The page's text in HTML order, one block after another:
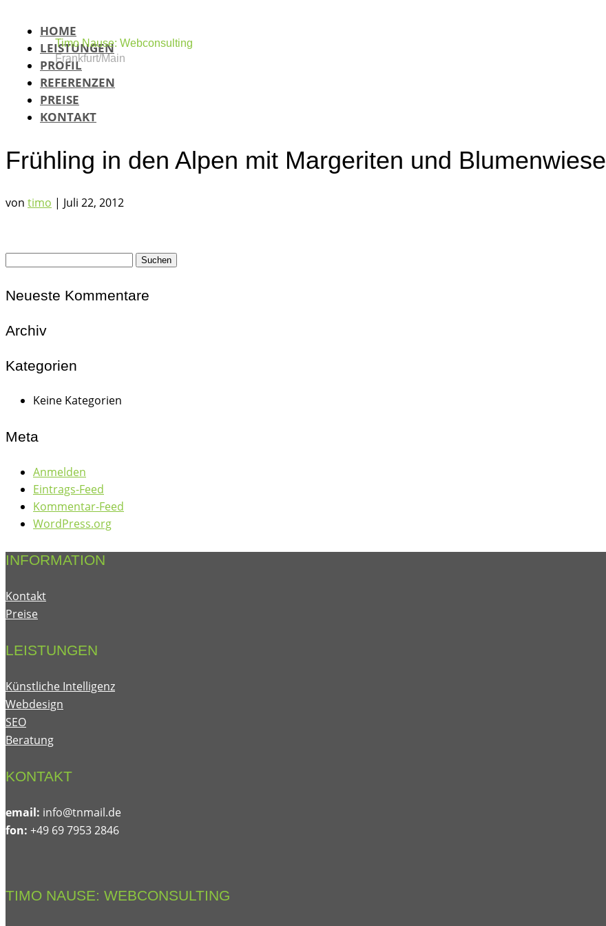
Timo Nause: Webconsulting
Frankfurt/Main
HOME
LEISTUNGEN
PROFIL
REFERENZEN
PREISE
KONTAKT
Frühling in den Alpen mit Margeriten und Blumenwiese
von timo | Juli 22, 2012
Suchen
Neueste Kommentare
Archiv
Kategorien
Keine Kategorien
Meta
Anmelden
Eintrags-Feed
Kommentar-Feed
WordPress.org
INFORMATION
Kontakt
Preise
LEISTUNGEN
Künstliche Intelligenz
Webdesign
SEO
Beratung
KONTAKT
email: ed.liamnt
@ofni
fon: +49 69 7953 2846
TIMO NAUSE: WEBCONSULTING